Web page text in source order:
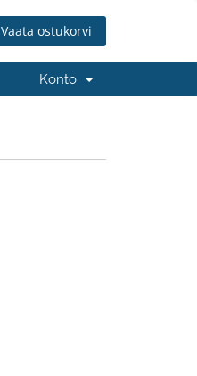
Vaata ostukorvi
Konto